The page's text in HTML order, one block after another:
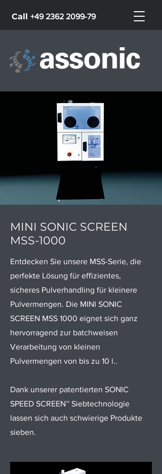
Call +49 2362 2099-79
MINI SONIC SCREEN
MSS-1000
Entdecken Sie unsere MSS-Serie, die
perfekte Lösung für effizientes,
sicheres Pulverhandling für kleinere
Pulvermengen. Die MINI SONIC
SCREEN MSS 1000 eignet sich ganz
hervorragend zur batchweisen
Verarbeitung von kleinen
Pulvermengen von bis zu 10 l..
Dank unserer patentierten SONIC
SPEED SCREEN™ Siebtechnologie
lassen sich auch schwierige Produkte
sieben.